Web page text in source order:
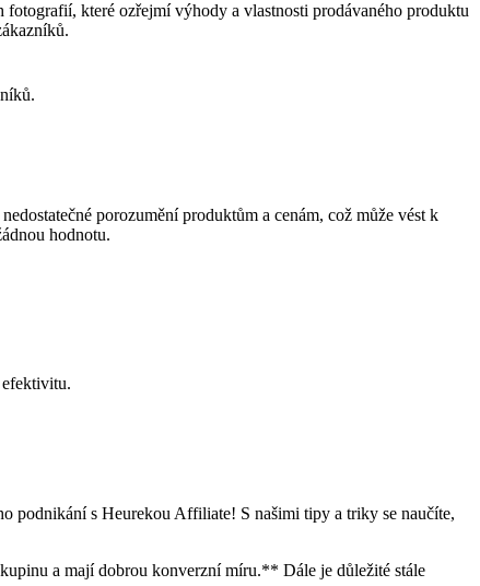
které ozřejmí výhody a vlastnosti prodávaného produktu
porozumění produktům a cenám, což může vést k
hodnotu.
podnikání s Heurekou Affiliate! S našimi tipy a triky se naučíte,
a mají dobrou konverzní míru.** Dále je důležité stále